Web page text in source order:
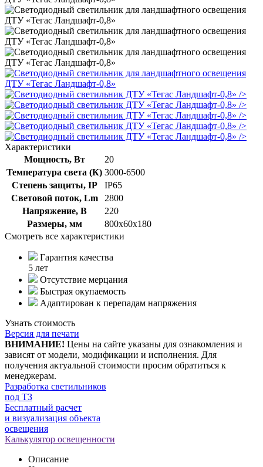
/>
/>
/>
/>
/>
Характеристики
Мощность, Вт
20
Температура света (К) 3000-6500
Степень защиты, IP
IP65
Световой поток, Lm
2800
Напряжение, В
220
Размеры, мм
800х60х180
Смотреть все характеристики
Гарантия качества
5 лет
Отсутствие мерцания
Быстрая окупаемость
Адаптирован к перепадам напряжения
Узнать стоимость
Версия для печати
ВНИМАНИЕ! Цены на сайте указаны для ознакомления и
зависят от модели, модификации и исполнения. Для
получения актуальной стоимости просим обратиться к
менеджерам.
Разработка светильников
под ТЗ
Бесплатный расчет
и визуализация объекта
освещения
Калькулятор освещенности
Описание